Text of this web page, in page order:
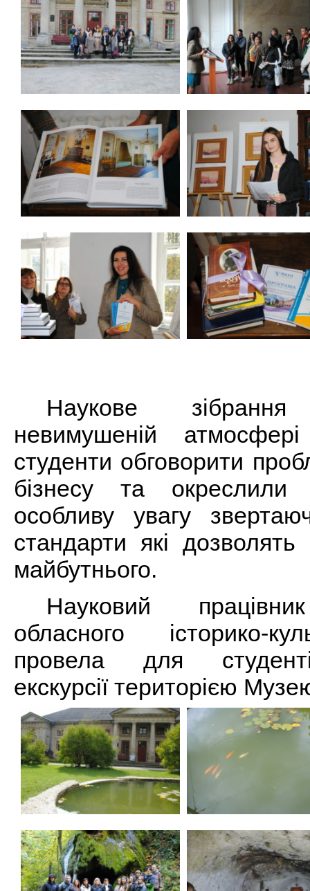
Наукове
невимушеній
студенти обговорити
бізнесу та окреслили
особливу увагу
стандарти які
майбутнього.
Науковий
обласного історико-
провела для
екскурсії територією